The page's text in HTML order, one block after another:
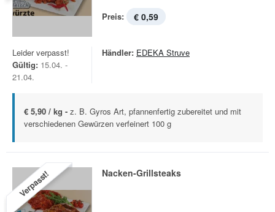
Preis: € 0,59
Leider verpasst!
Gültig: 15.04. -
21.04.
Händler: EDEKA Struve
€ 5,90 / kg - z. B. Gyros Art, pfannenfertig zubereitet und mit
verschiedenen Gewürzen verfeinert 100 g
Verpasst! Nacken-Grillsteaks